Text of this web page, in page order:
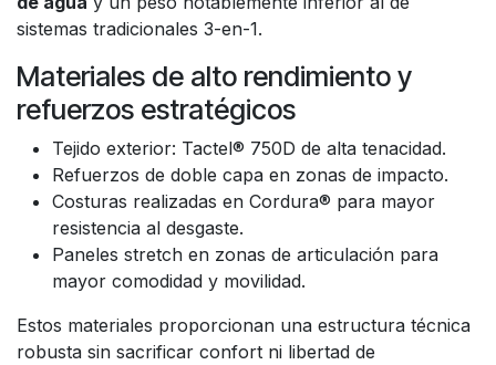
sistemas tradicionales 3-en-1.
Materiales de alto rendimiento y
refuerzos estratégicos
Tejido exterior: Tactel® 750D de alta tenacidad.
Refuerzos de doble capa en zonas de impacto.
Costuras realizadas en Cordura® para mayor
resistencia al desgaste.
Paneles stretch en zonas de articulación para
mayor comodidad y movilidad.
Estos materiales proporcionan una estructura técnica
robusta sin sacrificar confort ni libertad de